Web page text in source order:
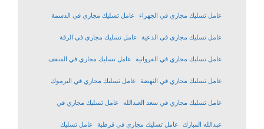
عامل تسليك مجاري في الجهراء عامل تسليك مجاري في الدسمة
عامل تسليك مجاري في الدعية عامل تسليك مجاري في الرقة
عامل تسليك مجاري في الفروانية عامل تسليك مجاري في المنقف
عامل تسليك مجاري في النهضة عامل تسليك مجاري في اليرموك
عامل تسليك مجاري في سعد العبدالله عامل تسليك مجاري في
عبدالله المبارك عامل تسليك مجاري في قرطبة عامل تسليك